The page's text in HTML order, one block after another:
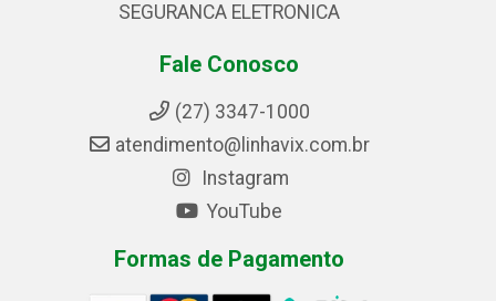
SEGURANCA ELETRONICA
Fale Conosco
(27) 3347-1000
atendimento@linhavix.com.br
Instagram
YouTube
Formas de Pagamento